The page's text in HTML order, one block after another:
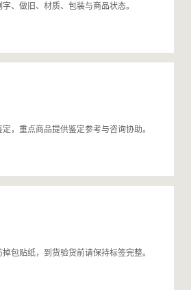
、做旧、材质、包装与商品状态。
，重点商品提供鉴定参考与咨询协助。
包贴纸，到货验货前请保持标签完整。